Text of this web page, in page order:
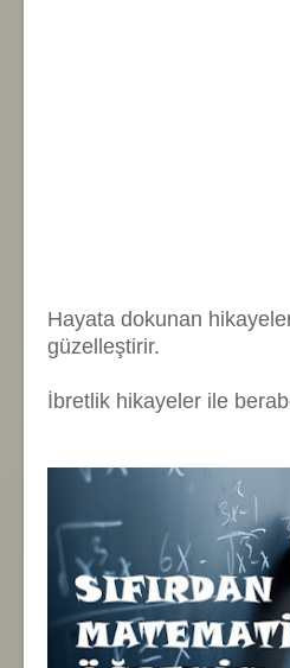
Hayata dokunan
güzelleştirir.
İbretlik hikayeler ile